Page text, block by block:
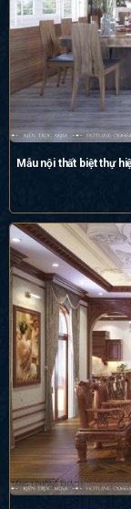
Mẫu nội thất biệt thự